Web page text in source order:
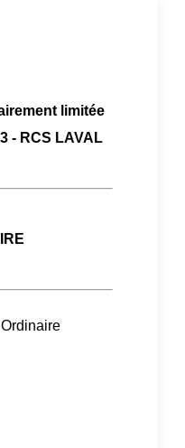
limitée
- RCS LAVAL